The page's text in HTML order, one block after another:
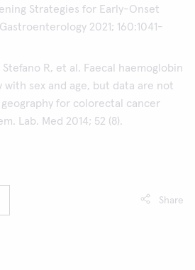
Strategies for Early-Onset
2021; 160:1041-
Stefano R, et al. Faecal haemoglobin
sex and age, but data are not
for colorectal cancer
Lab. Med 2014; 52 (8).
Share